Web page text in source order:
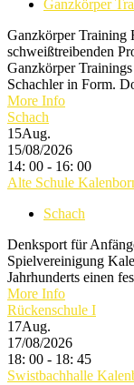
Ganzkörper
Ganzkörper Training
schweißtreibenden
Ganzkörper
Schachler in Form.
More Info
Schach
15Aug.
15/08/2026
14: 00 - 16: 00
Alte Schule
Schach
Denksport für
Spielvereinigung
Jahrhunderts einen
More Info
Rückenschule I
17Aug.
17/08/2026
18: 00 - 18: 45
Swistbachhalle